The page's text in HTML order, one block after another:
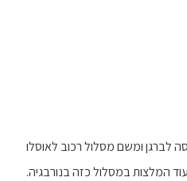
לברגן ומשם מסלול רכוב לאוסלו
המלצות במסלול כזה בנורבגיה.